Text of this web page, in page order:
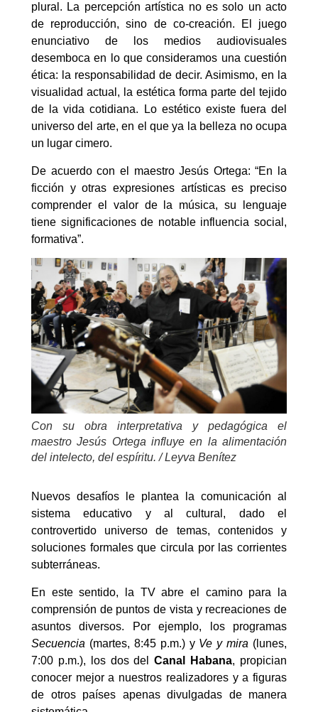
plural. La percepción artística no es solo un acto
de reproducción, sino de co-creación. El juego
enunciativo de los medios audiovisuales
desemboca en lo que consideramos una cuestión
ética: la responsabilidad de decir. Asimismo, en la
visualidad actual, la estética forma parte del tejido
de la vida cotidiana. Lo estético existe fuera del
universo del arte, en el que ya la belleza no ocupa
un lugar cimero.
De acuerdo con el maestro Jesús Ortega: “En la
ficción y otras expresiones artísticas es preciso
comprender el valor de la música, su lenguaje
tiene significaciones de notable influencia social,
formativa”.
Con su obra interpretativa y pedagógica el
maestro Jesús Ortega influye en la alimentación
del intelecto, del espíritu. / Leyva Benítez
Nuevos desafíos le plantea la comunicación al
sistema educativo y al cultural, dado el
controvertido universo de temas, contenidos y
soluciones formales que circula por las corrientes
subterráneas.
En este sentido, la TV abre el camino para la
comprensión de puntos de vista y recreaciones de
asuntos diversos. Por ejemplo, los programas
Secuencia (martes, 8:45 p.m.) y Ve y mira (lunes,
7:00 p.m.), los dos delCanal Habana, propician
conocer mejor a nuestros realizadores y a figuras
de otros países apenas divulgadas de manera